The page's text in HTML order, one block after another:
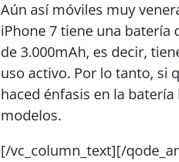
Aún así móviles muy
iPhone 7 tiene una batería
de 3.000mAh, es decir,
uso activo. Por lo tanto, si
haced énfasis en la
modelos.
[/vc_column_text][/